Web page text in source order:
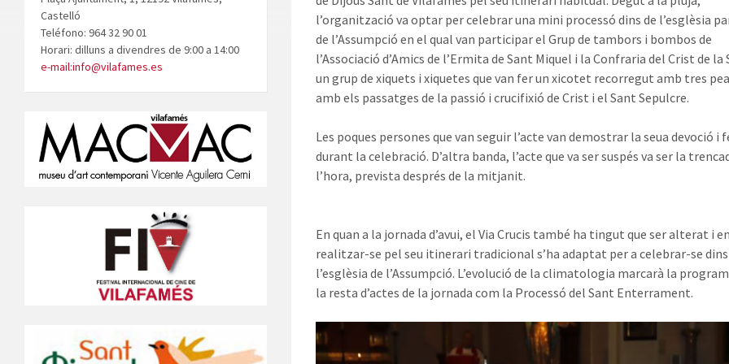
l’organització va optar per celebrar una mini processó dins de l’esglèsia
de l’Assumpció en el qual van participar el Grup de tambors i bombos de
l’Associació d’Amics de l’Ermita de Sant Miquel i la Confraria del Crist de la
un grup de xiquets i xiquetes que van fer un xicotet recorregut amb tres
amb els passatges de la passió i crucifixió de Crist i el Sant Sepulcre.
Les poques persones que van seguir l’acte van demostrar la seua devoció i
durant la celebració. D’altra banda, l’acte que va ser suspés va ser la
l’hora, prevista després de la mitjanit.
En quan a la jornada d’avui, el Via Crucis també ha tingut que ser alterat i
realitzar-se pel seu itinerari tradicional s’ha adaptat per a celebrar-se dins
l’esglèsia de l’Assumpció. L’evolució de la climatologia marcarà la
la resta d’actes de la jornada com la Processó del Sant Enterrament.
Castelló
Teléfono: 964 32 90 01
Horari: dilluns a divendres de 9:00 a 14:00
e-mail:info@vilafames.es